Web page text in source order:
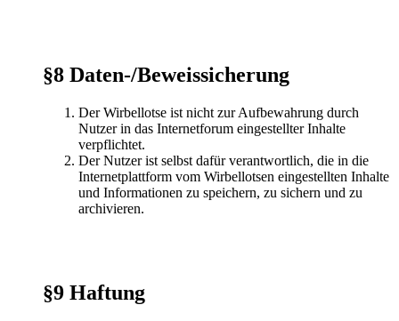
§8 Daten-/Beweissicherung
Der Wirbellotse ist nicht zur Aufbewahrung durch
Nutzer in das Internetforum eingestellter Inhalte
verpflichtet.
Der Nutzer ist selbst dafür verantwortlich, die in die
Internetplattform vom Wirbellotsen eingestellten Inhalte
und Informationen zu speichern, zu sichern und zu
archivieren.
§9 Haftung